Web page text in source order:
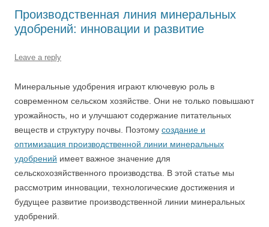
Производственная линия минеральных
удобрений: инновации и развитие
Leave a reply
Минеральные удобрения играют ключевую роль в
современном сельском хозяйстве. Они не только повышают
урожайность, но и улучшают содержание питательных
веществ и структуру почвы. Поэтому создание и
оптимизация производственной линии минеральных
удобрений имеет важное значение для
сельскохозяйственного производства. В этой статье мы
рассмотрим инновации, технологические достижения и
будущее развитие производственной линии минеральных
удобрений.